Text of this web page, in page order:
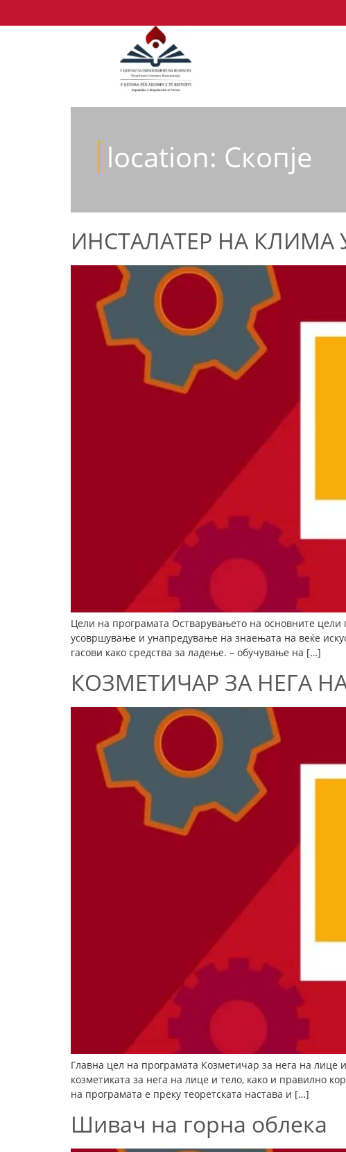
location: Скопје
ИНСТАЛАТЕР НА
Цели на програмата Остварувањето на основните цели
усовршување и унапредување на знаењата на веќе
гасови како средства за ладење. – обучување на […]
КОЗМЕТИЧАР ЗА НЕГА
Главна цел на програмата Козметичар за нега на
козметиката за нега на лице и тело, како и правилно
на програмата е преку теоретската настава и […]
Шивач на горна облека